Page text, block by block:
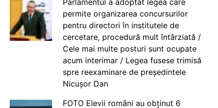
Parlamentul a adoptat legea care
permite organizarea concursurilor
pentru directori în institutele de
cercetare, procedură mult întârziată /
Cele mai multe posturi sunt ocupate
acum interimar / Legea fusese trimisă
spre reexaminare de președintele
Nicușor Dan
FOTO Elevii români au obținut 6